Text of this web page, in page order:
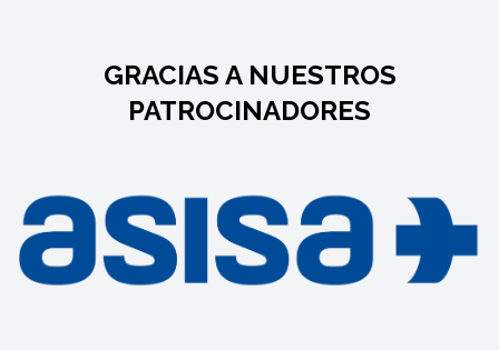
GRACIAS A NUESTROS
PATROCINADORES